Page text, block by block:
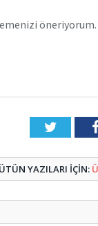
öneriyorum.
Twitter
YAZILARI IÇIN: